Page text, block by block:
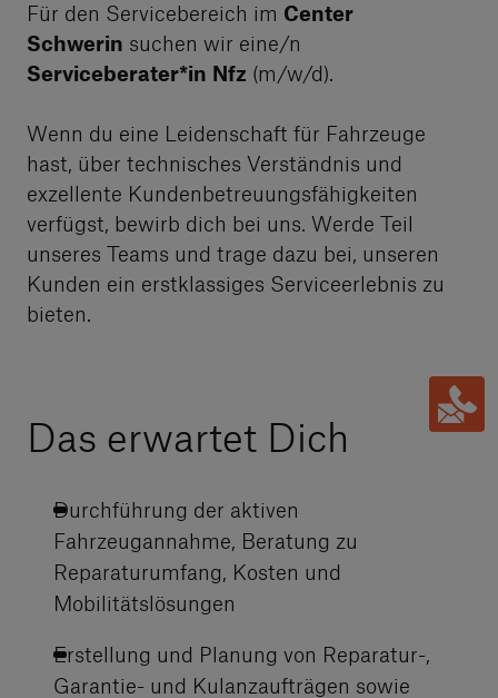
Für den Servicebereich im Center
Schwerin suchen wir eine/n
Serviceberater*in Nfz (m/w/d).
Wenn du eine Leidenschaft für Fahrzeuge
hast, über technisches Verständnis und
exzellente Kundenbetreuungsfähigkeiten
verfügst, bewirb dich bei uns. Werde Teil
unseres Teams und trage dazu bei, unseren
Kunden ein erstklassiges Serviceerlebnis zu
bieten.
Das erwartet Dich
Durchführung der aktiven
Fahrzeugannahme, Beratung zu
Reparaturumfang, Kosten und
Mobilitätslösungen
Erstellung und Planung von Reparatur-,
Garantie- und Kulanzaufträgen sowie